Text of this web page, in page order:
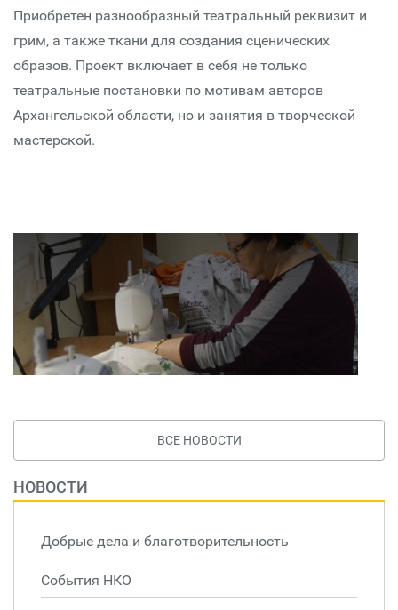
Приобретен разнообразный театральный реквизит и
грим, а также ткани для создания сценических
образов. Проект включает в себя не только
театральные постановки по мотивам авторов
Архангельской области, но и занятия в творческой
мастерской.
ВСЕ НОВОСТИ
НОВОСТИ
Добрые дела и благотворительность
События НКО